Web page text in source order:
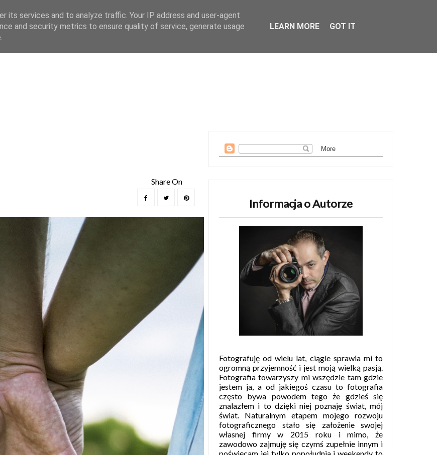
Kategorie Zdjęć Home Kontakt O Autorze
Informacja o Autorze
Fotografuję od wielu lat, ciągle sprawia mi to
ogromną przyjemność i jest moją wielką pasją.
Fotografia towarzyszy mi wszędzie tam gdzie
jestem ja, a od jakiegoś czasu to fotografia
często bywa powodem tego że gdzieś się
znalazłem i to dzięki niej poznaję świat, mój
świat. Naturalnym etapem mojego rozwoju
fotograficznego stało się założenie swojej
własnej firmy w 2015 roku i mimo, że
zawodowo zajmuję się czymś zupełnie innym i
its services and to analyze traffic. Your IP address and user-agent
and security metrics to ensure quality of service, generate usage
LEARN MORE GOT IT